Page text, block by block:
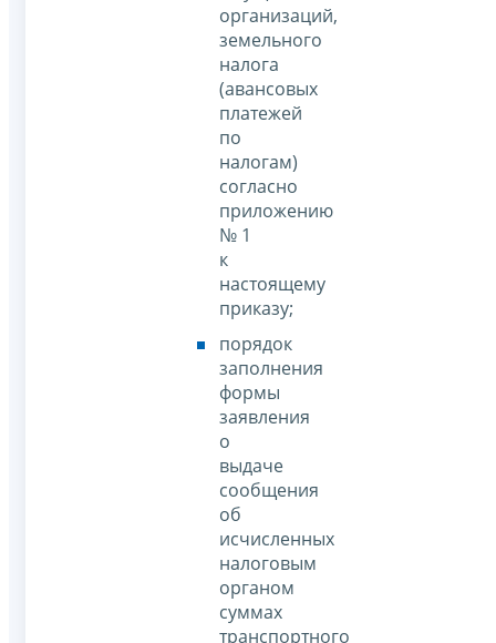
организаций,
земельного
налога
(авансовых
платежей
по
налогам)
согласно
приложению
№ 1
к
настоящему
приказу;
порядок
заполнения
формы
заявления
о
выдаче
сообщения
об
исчисленных
налоговым
органом
суммах
транспортного